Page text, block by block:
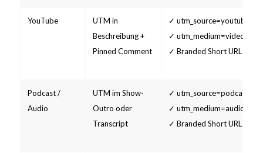
YouTube
UTM in
Beschreibung +
Pinned Comment
✓ utm_source=youtube
✓ utm_medium=video
✓ Branded Short URL
Podcast /
Audio
UTM im Show-
Outro oder
Transcript
✓ utm_source=podcast
✓ utm_medium=audio
✓ Branded Short URL